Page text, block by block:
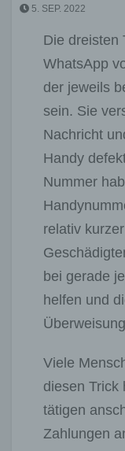
5. SEP. 2022
Die dreisten
WhatsApp
der jeweils
sein. Sie
Nachricht
Handy
Nummer
relativ
bei gerade
helfen und
Viele
diesen Trick
tätigen
Zahlungen